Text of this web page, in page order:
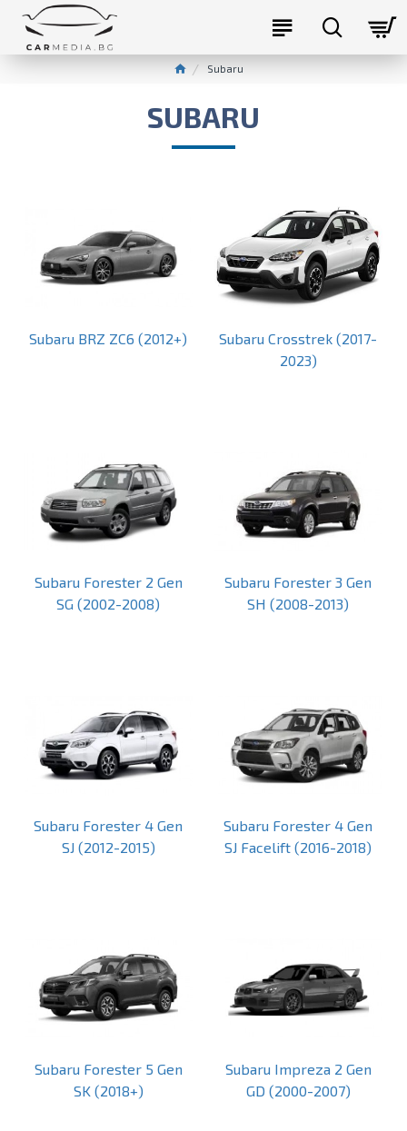
Subaru
SUBARU
Subaru BRZ ZC6 (2012+)
Subaru Crosstrek (2017-
2023)
Subaru Forester 2 Gen
SG (2002-2008)
Subaru Forester 3 Gen
SH (2008-2013)
Subaru Forester 4 Gen
SJ (2012-2015)
Subaru Forester 4 Gen
SJ Facelift (2016-2018)
Subaru Forester 5 Gen
SK (2018+)
Subaru Impreza 2 Gen
GD (2000-2007)